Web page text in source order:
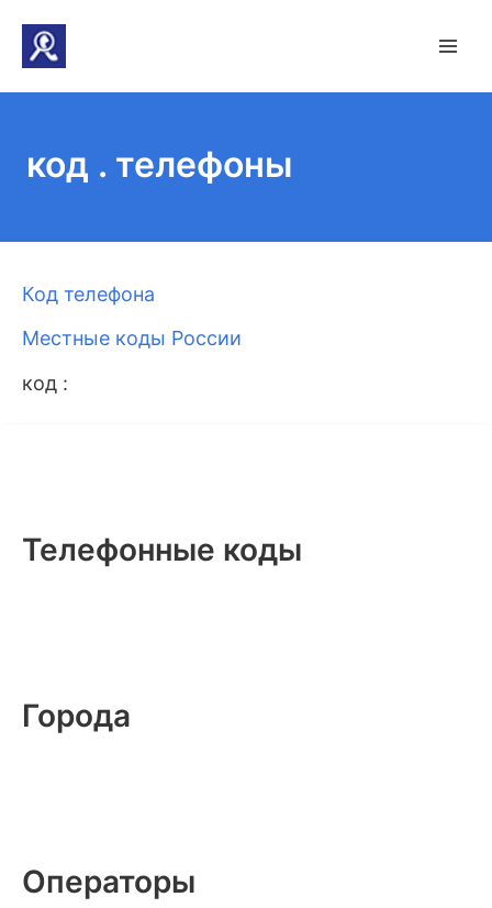
код . телефоны
Код телефона
Местные коды России
код :
Телефонные коды
Города
Операторы